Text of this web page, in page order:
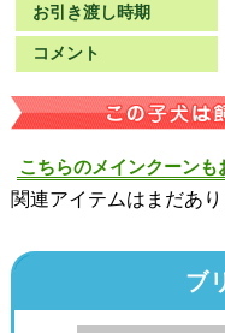
お引き渡し時期
コメント
こちらのメインクーンも
関連アイテムはまだあり
ブ